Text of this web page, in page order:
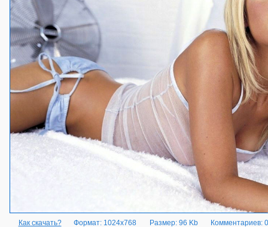
Как скачать? Формат: 1024x768 Размер: 96 Kb Комментариев: 0